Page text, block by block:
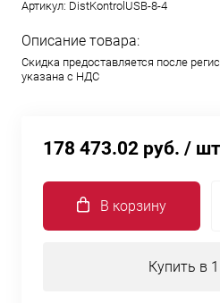
Артикул: DistKontrolUSB-8-4
Описание товара:
Скидка предоставляется после
указана с НДС
178 473.02 руб. / шт
В корзину
Купить в